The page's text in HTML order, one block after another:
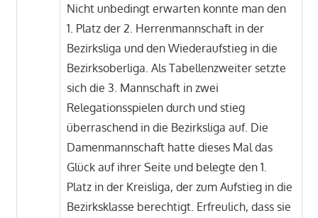
Nicht unbedingt erwarten konnte man den
1. Platz der 2. Herrenmannschaft in der
Bezirksliga und den Wiederaufstieg in die
Bezirksoberliga. Als Tabellenzweiter setzte
sich die 3. Mannschaft in zwei
Relegationsspielen durch und stieg
überraschend in die Bezirksliga auf. Die
Damenmannschaft hatte dieses Mal das
Glück auf ihrer Seite und belegte den 1.
Platz in der Kreisliga, der zum Aufstieg in die
Bezirksklasse berechtigt. Erfreulich, dass sie